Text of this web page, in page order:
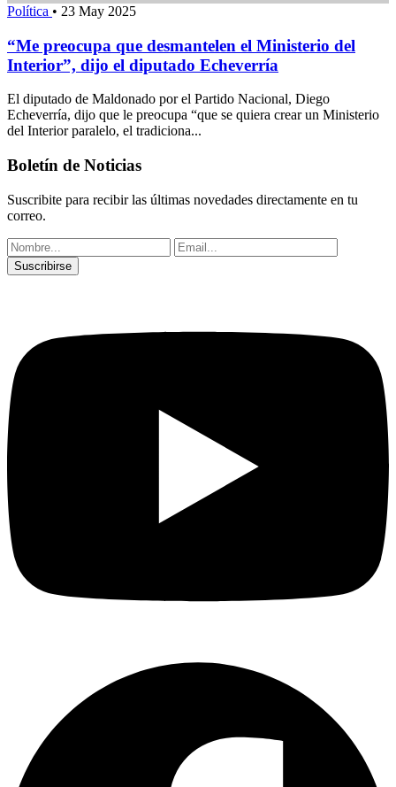
Política • 23 May 2025
“Me preocupa que desmantelen el Ministerio del
Interior”, dijo el diputado Echeverría
El diputado de Maldonado por el Partido Nacional, Diego
Echeverría, dijo que le preocupa “que se quiera crear un Ministerio
del Interior paralelo, el tradiciona...
Boletín de Noticias
Suscribite para recibir las últimas novedades directamente en tu
correo.
Suscribirse